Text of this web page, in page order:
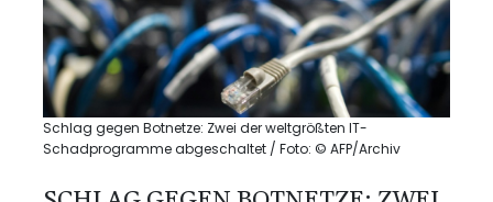
Schlag gegen Botnetze: Zwei der weltgrößten IT-
Schadprogramme abgeschaltet / Foto: © AFP/Archiv